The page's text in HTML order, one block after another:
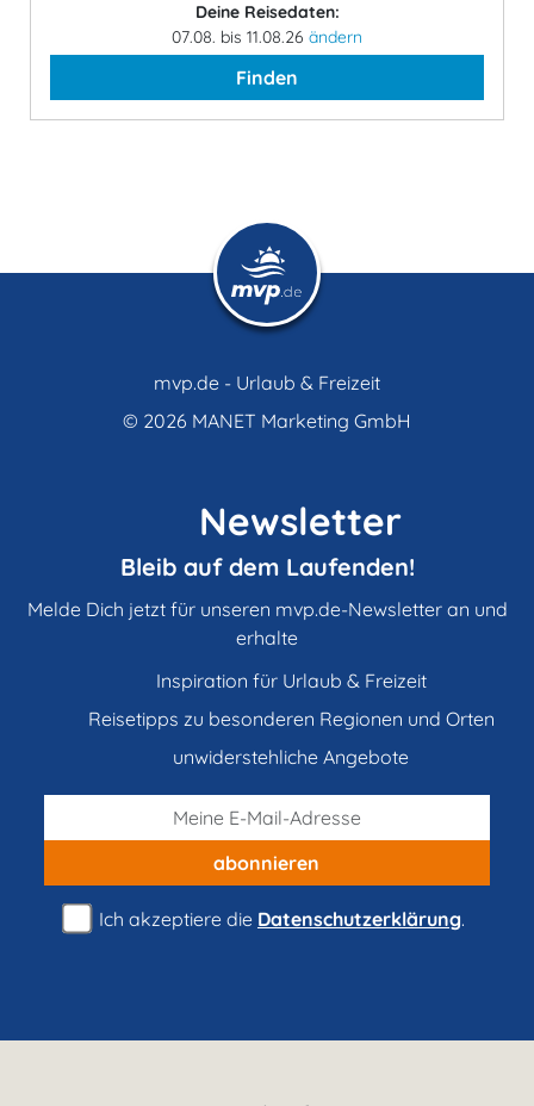
Deine Reisedaten:
07.08. bis 11.08.26 ändern
Finden
mvp.de - Urlaub & Freizeit
© 2026 MANET Marketing GmbH
Newsletter
Bleib auf dem Laufenden!
Melde Dich jetzt für unseren mvp.de-Newsletter an und
erhalte
Inspiration für Urlaub & Freizeit
Reisetipps zu besonderen Regionen und Orten
unwiderstehliche Angebote
abonnieren
Ich akzeptiere die Datenschutzerklärung.